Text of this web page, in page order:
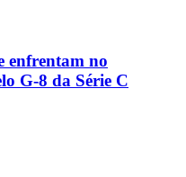
enfrentam no
G-8 da Série C